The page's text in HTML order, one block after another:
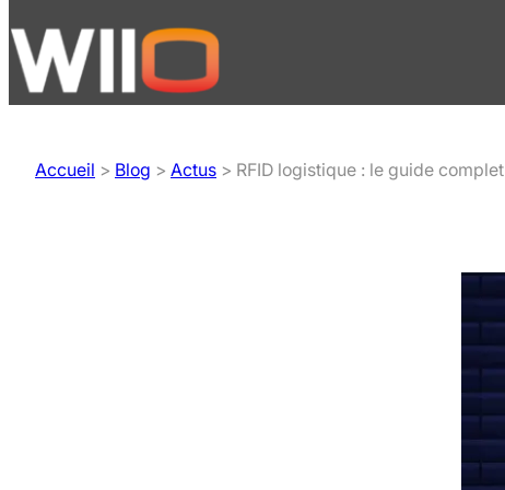
au
contenu
Accueil > Blog > Actus > RFID logistique : le guide complet